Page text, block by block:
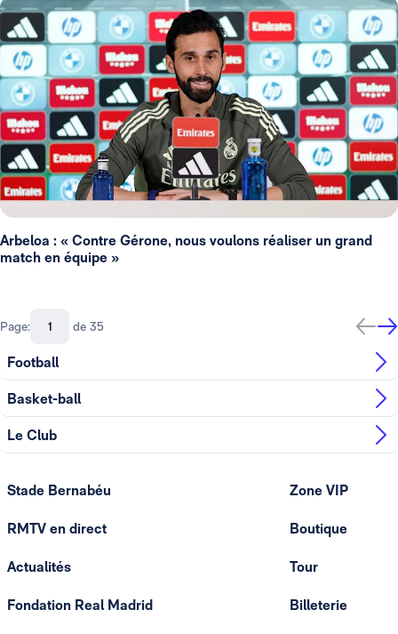
Arbeloa : « Contre Gérone, nous voulons réaliser un grand
match en équipe »
Page: de 35
Football
Basket-ball
Le Club
Stade Bernabéu
RMTV en direct
Actualités
Fondation Real Madrid
Zone VIP
Boutique
Tour
Billeterie